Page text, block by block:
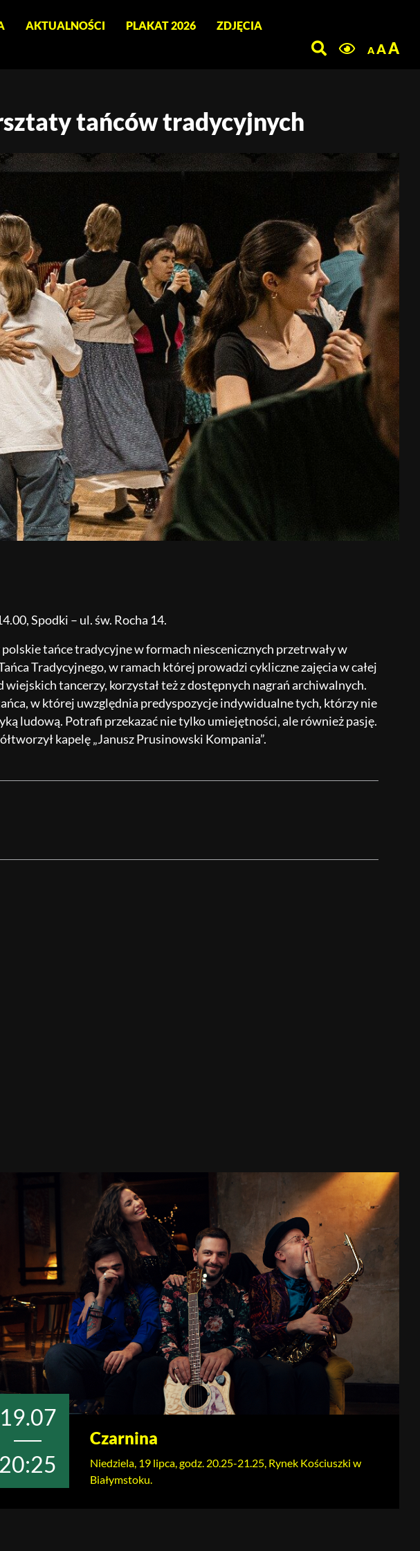
Szukaj
AKTUALNOŚCI PLAKAT 2026
ZDJĘCIA
AAA
tańców tradycyjnych
Spodki – ul. św. Rocha 14.
tańce tradycyjne w formach niescenicznych przetrwały w
Tradycyjnego, w ramach której prowadzi cykliczne zajęcia w całej
wiejskich tancerzy, korzystał też z dostępnych nagrań archiwalnych.
w której uwzględnia predyspozycje indywidualne tych, którzy nie
ludową. Potrafi przekazać nie tylko umiejętności, ale również pasję.
kapelę „Janusz Prusinowski Kompania”.
19.07
20:25
Czarnina
Niedziela, 19 lipca, godz. 20.25-21.25, Rynek Kościuszki w
Białymstoku.